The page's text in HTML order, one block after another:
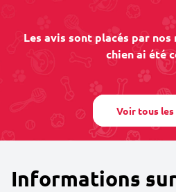
Les avis sont placés par
chien ai été
Voir tous les
Informations